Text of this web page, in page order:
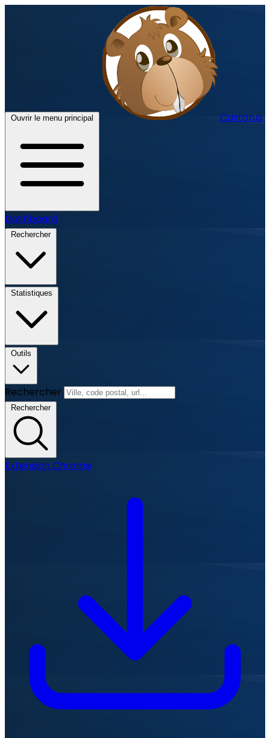
Ouvrir le menu principal Castorus
Dashboard
Rechercher
Statistiques
Outils
Rechercher
Rechercher
Extension Chrome